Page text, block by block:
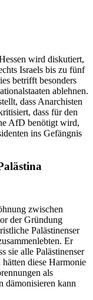
wird diskutiert,
Israels bis zu fünf
betrifft besonders
ablehnen.
dass Anarchisten
dass für den
AfD benötigt wird,
ins Gefängnis
zwischen
der Gründung
Palästinenser
Er
sie alle Palästinenser
diese Harmonie
als
dämonisieren kann